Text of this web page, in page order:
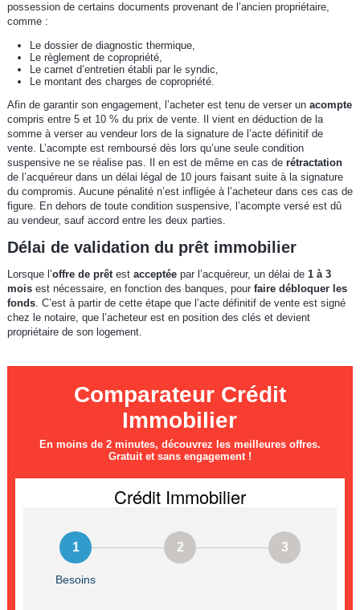
possession de certains documents provenant de l’ancien propriétaire,
comme :
Le dossier de diagnostic thermique,
Le règlement de copropriété,
Le carnet d’entretien établi par le syndic,
Le montant des charges de copropriété.
Afin de garantir son engagement, l’acheter est tenu de verser un acompte
compris entre 5 et 10 % du prix de vente. Il vient en déduction de la
somme à verser au vendeur lors de la signature de l’acte définitif de
vente. L’acompte est remboursé dès lors qu’une seule condition
suspensive ne se réalise pas. Il en est de même en cas de rétractation
de l’acquéreur dans un délai légal de 10 jours faisant suite à la signature
du compromis. Aucune pénalité n’est infligée à l’acheteur dans ces cas de
figure. En dehors de toute condition suspensive, l’acompte versé est dû
au vendeur, sauf accord entre les deux parties.
Délai de validation du prêt immobilier
Lorsque l’offre de prêt est acceptéepar l’acquéreur, un délai de 1 à 3
moisest nécessaire, en fonction des banques, pour faire débloquer les
fonds. C’est à partir de cette étape que l’acte définitif de vente est signé
chez le notaire, que l’acheteur est en position des clés et devient
propriétaire de son logement.
Comparateur Crédit
Immobilier
En moins de 2 minutes, découvrez les meilleures offres.
Gratuit et sans engagement !